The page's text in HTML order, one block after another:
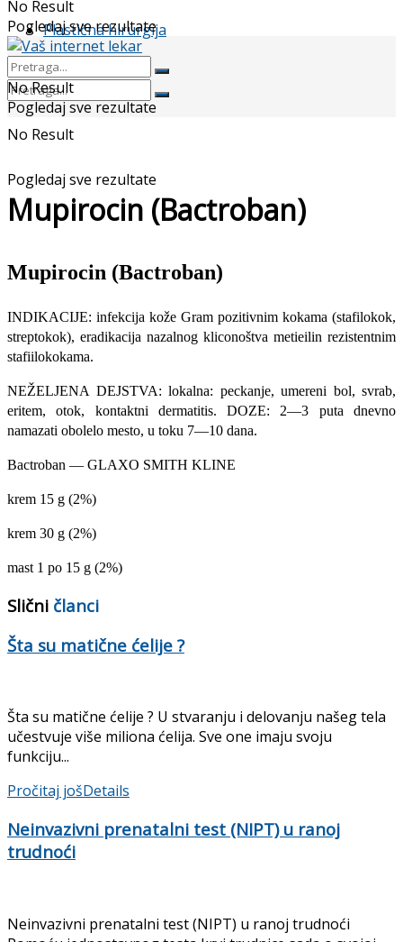
Plastična hirurgija
No Result
Pogledaj sve rezultate
No Result
Pogledaj sve rezultate
No Result
Pogledaj sve rezultate
Mupirocin (Bactroban)
Mupirocin (Bactroban)
INDIKACIJE: infekcija kože Gram pozitivnim kokama (stafilokok,
streptokok), eradikacija nazalnog kliconoštva metieilin rezistentnim
stafiilokokama.
NEŽELJENA DEJSTVA: lokalna: peckanje, umereni bol, svrab,
eritem, otok, kontaktni dermatitis. DOZE: 2—3 puta dnevno
namazati obolelo mesto, u toku 7—10 dana.
Bactroban — GLAXO SMITH KLINE
krem 15 g (2%)
krem 30 g (2%)
mast 1 po 15 g (2%)
Slični članci
Šta su matične ćelije ?
Šta su matične ćelije ? U stvaranju i delovanju našeg tela
učestvuje više miliona ćelija. Sve one imaju svoju
funkciju...
Pročitaj jošDetails
Neinvazivni prenatalni test (NIPT) u ranoj
trudnoći
Neinvazivni prenatalni test (NIPT) u ranoj trudnoći